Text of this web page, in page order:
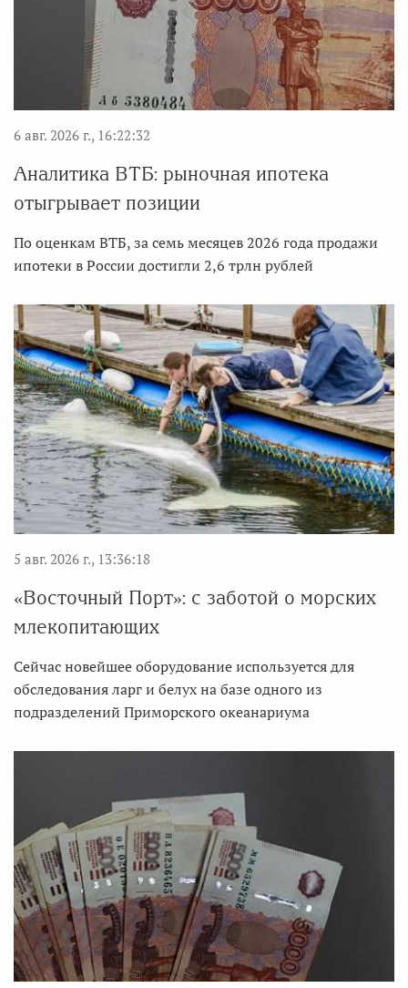
6 авг. 2026 г., 16:22:32
Аналитика ВТБ: рыночная ипотека
отыгрывает позиции
По оценкам ВТБ, за семь месяцев 2026 года продажи
ипотеки в России достигли 2,6 трлн рублей
5 авг. 2026 г., 13:36:18
«Восточный Порт»: с заботой о морских
млекопитающих
Сейчас новейшее оборудование используется для
обследования ларг и белух на базе одного из
подразделений Приморского океанариума